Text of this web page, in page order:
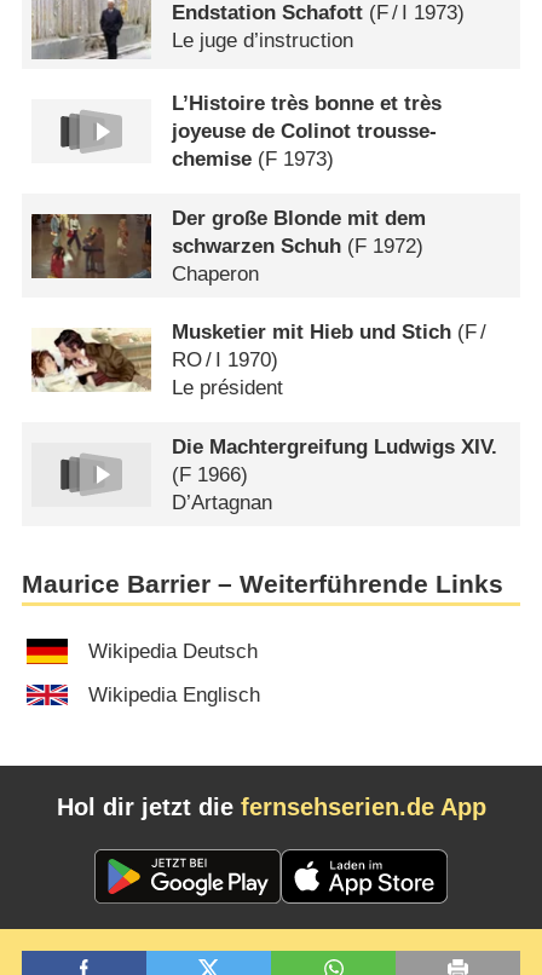
Endstation Schafott (F/
1973)
Le juge d’instruction
L’Histoire très bonne et très
joyeuse de Colinot trousse-
chemise (F 1973)
Der große Blonde mit dem
schwarzen Schuh (F 1972)
Chaperon
Musketier mit Hieb und Stich (F/
RO/
1970)
Le président
Die Machtergreifung Ludwigs XIV.
(F 1966)
D’Artagnan
Maurice Barrier – Weiterführende Links
Wikipedia Deutsch
Wikipedia Englisch
Hol dir jetzt die fernsehserien.de App